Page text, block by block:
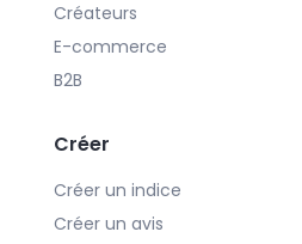
Créateurs
E-commerce
B2B
Créer
Créer un indice
Créer un avis